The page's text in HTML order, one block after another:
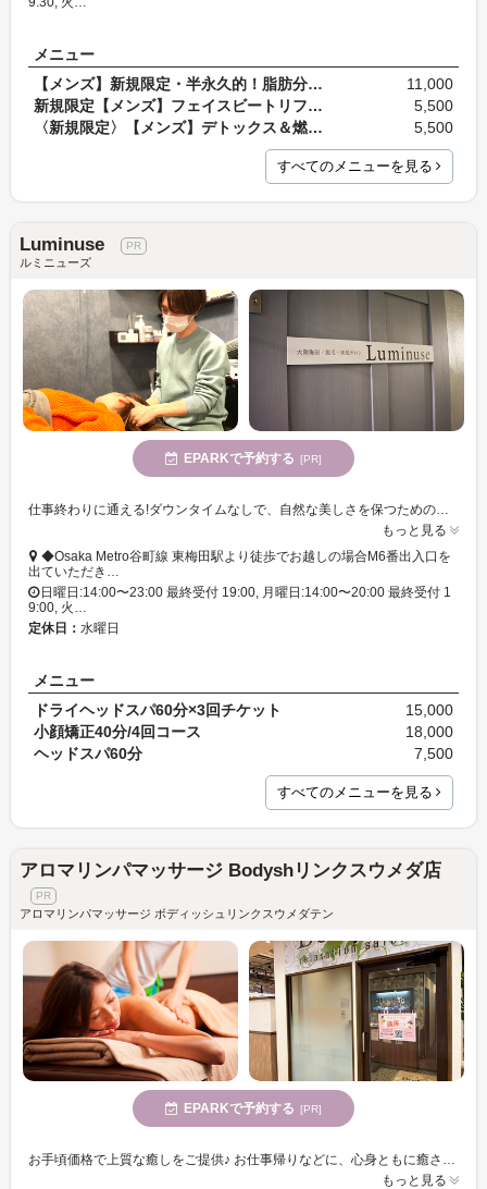
メニュー
【メンズ】新規限定・半永久的！脂肪分解レモンボト…
11,000
新規限定【メンズ】フェイスビートリフトアップ体験…
5,500
〈新規限定〉【メンズ】デトックス＆燃焼体験コース1…
5,500
すべてのメニューを見る
Luminuse
ルミニューズ
EPARKで予約する [PR]
もっと見る
◆Osaka Metro谷町線 東梅田駅より徒歩でお越しの場合M6番出入口を
出ていただき…
日曜日:14:00〜23:00 最終受付 19:00, 月曜日:14:00〜20:00 最終受付 1
9:00, 火…
定休日： 水曜日
メニュー
ドライヘッドスパ60分×3回チケット
15,000
小顔矯正40分/4回コース
18,000
ヘッドスパ60分
7,500
すべてのメニューを見る
アロマリンパマッサージ Bodyshリンクスウメダ店
アロマリンパマッサージ ボディッシュリンクスウメダテン
EPARKで予約する [PR]
お手頃価格で上質な癒しをご提供♪ お仕事帰りなどに、心身ともに癒されながらリフレッシュしたい方はぜひ◎
もっと見る